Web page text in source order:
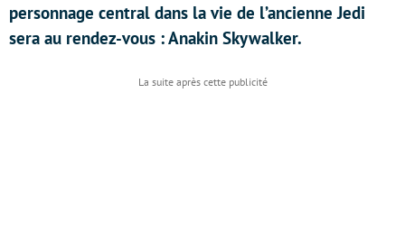
personnage central dans la vie de l’ancienne Jedi
sera au rendez-vous : Anakin Skywalker.